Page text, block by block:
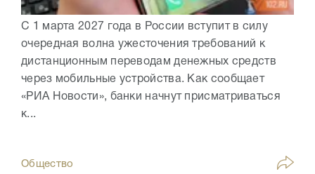
С 1 марта 2027 года в России вступит в силу
очередная волна ужесточения требований к
дистанционным переводам денежных средств
через мобильные устройства. Как сообщает
«РИА Новости», банки начнут присматриваться
к...
Общество